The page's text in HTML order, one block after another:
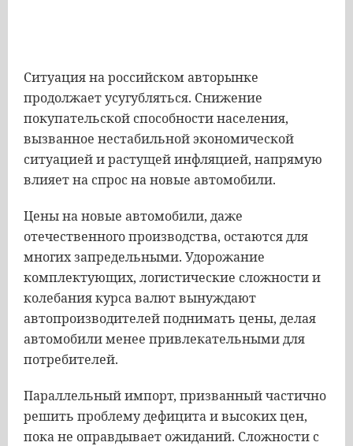
Ситуация на российском авторынке
продолжает усугубляться. Снижение
покупательской способности населения,
вызванное нестабильной экономической
ситуацией и растущей инфляцией, напрямую
влияет на спрос на новые автомобили.
Цены на новые автомобили, даже
отечественного производства, остаются для
многих запредельными. Удорожание
комплектующих, логистические сложности и
колебания курса валют вынуждают
автопроизводителей поднимать цены, делая
автомобили менее привлекательными для
потребителей.
Параллельный импорт, призванный частично
решить проблему дефицита и высоких цен,
пока не оправдывает ожиданий. Сложности с